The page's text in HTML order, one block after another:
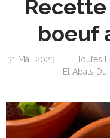
boeuf
31 Mai, 2023 Toutes
Et Abats Du